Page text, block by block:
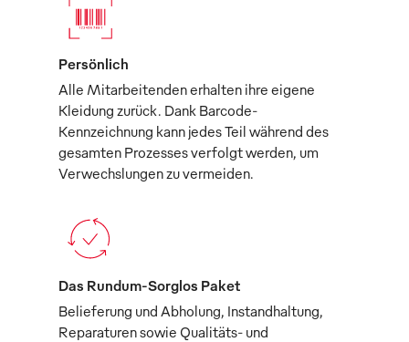
Persönlich
Alle Mitarbeitenden erhalten ihre eigene
Kleidung zurück. Dank Barcode-
Kennzeichnung kann jedes Teil während des
gesamten Prozesses verfolgt werden, um
Verwechslungen zu vermeiden.
Das Rundum-Sorglos Paket
Belieferung und Abholung, Instandhaltung,
Reparaturen sowie Qualitäts- und